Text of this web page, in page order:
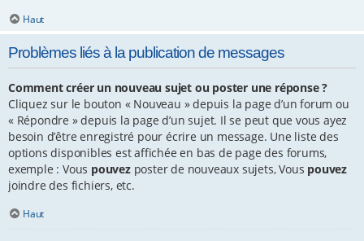
Haut
Problèmes liés à la publication de messages
Comment créer un nouveau sujet ou poster une réponse ?
Cliquez sur le bouton « Nouveau » depuis la page d’un forum ou
« Répondre » depuis la page d’un sujet. Il se peut que vous ayez
besoin d’être enregistré pour écrire un message. Une liste des
options disponibles est affichée en bas de page des forums,
exemple : Vous pouvezposter de nouveaux sujets, Vous pouvez
joindre des fichiers, etc.
Haut